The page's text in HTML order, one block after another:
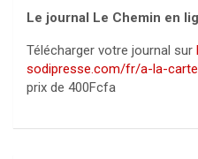
Le journal Le Chemin en
Télécharger votre journal sur
sodipresse.com/fr/a-la-
prix de 400Fcfa